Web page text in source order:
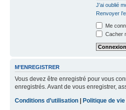
J’ai oublié
Renvoyer
Me
Cacher
M’ENREGISTRER
Vous devez être enregistré pour vous
enregistrés. Avant de vous enregistrer,
Conditions d’utilisation | Politique de